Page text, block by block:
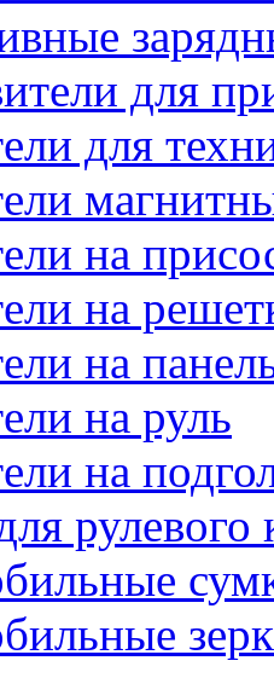
для
для
на
на
на
на руль
на
рулевого